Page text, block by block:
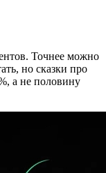
Точнее можно
но сказки про
а не половину